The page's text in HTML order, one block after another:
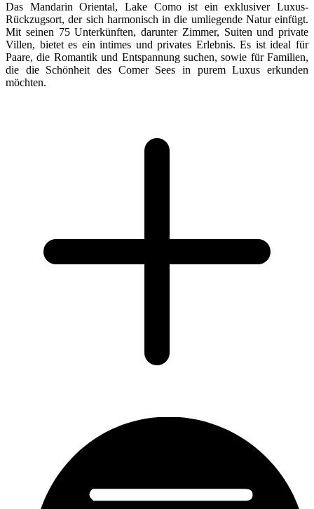
Das Mandarin Oriental, Lake Como ist ein exklusiver Luxus-
Rückzugsort, der sich harmonisch in die umliegende Natur einfügt.
Mit seinen 75 Unterkünften, darunter Zimmer, Suiten und private
Villen, bietet es ein intimes und privates Erlebnis. Es ist ideal für
Paare, die Romantik und Entspannung suchen, sowie für Familien,
die die Schönheit des Comer Sees in purem Luxus erkunden
möchten.